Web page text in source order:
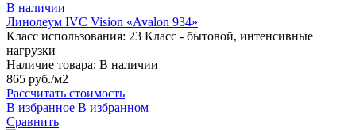
В наличии
Линолеум IVC Vision «Avalon 934»
Класс использования: 23 Класс - бытовой, интенсивные
нагрузки
Наличие товара: В наличии
865 руб./м2
Рассчитать стоимость
В избранное В избранном
Сравнить